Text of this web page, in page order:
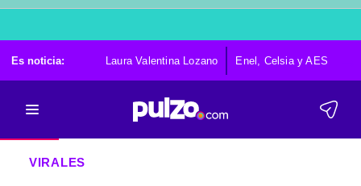
Es noticia: Laura Valentina Lozano Enel, Celsia y AES
VIRALES